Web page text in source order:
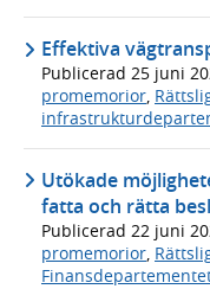
Effektiva
Publicerad 25 juni
promemorior,
Utökade
fatta och rätta
Publicerad 22 juni
promemorior,